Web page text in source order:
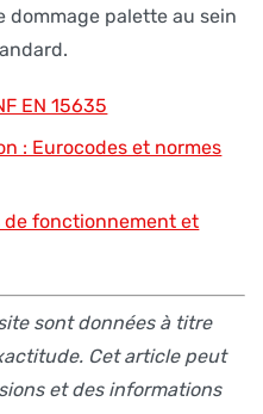
dommage palette au sein
EN 15635
: Eurocodes et normes
de fonctionnement et
sont données à titre
Cet article peut
et des informations